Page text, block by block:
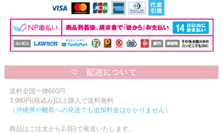
送料全国一律660円
3,980円(税込み)以上購入で送料無料
（沖縄県や離島への発送でも追加料金はかかりません）
商品はご注文から2-3日で発送いたします。